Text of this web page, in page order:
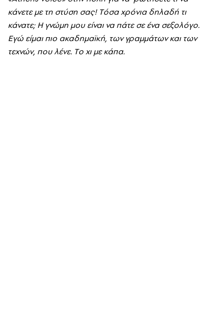
κάνετε με τη στύση σας! Tόσα χρόνια δηλαδή τι
κάνατε; Hγνώμη μου είναι να πάτε σε ένα σεξολόγο.
Eγώ είμαι πιο ακαδημαϊκή, των γραμμάτων και των
τεχνών, που λένε. Tο χι με κάπα.